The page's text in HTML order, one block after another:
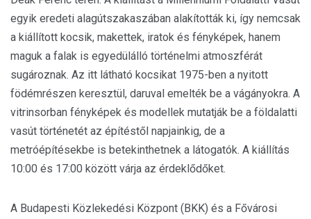
egyik eredeti alagútszakaszában alakították ki, így nemcsak
a kiállított kocsik, makettek, iratok és fényképek, hanem
maguk a falak is egyedülálló történelmi atmoszférát
sugároznak. Az itt látható kocsikat 1975-ben a nyitott
födémrészen keresztül, daruval emelték be a vágányokra. A
vitrinsorban fényképek és modellek mutatják be a földalatti
vasút történetét az építéstől napjainkig, de a
metróépítésekbe is betekinthetnek a látogatók. A kiállítás
10:00 és 17:00 között várja az érdeklődőket.
A Budapesti Közlekedési Központ (BKK) és a Fővárosi